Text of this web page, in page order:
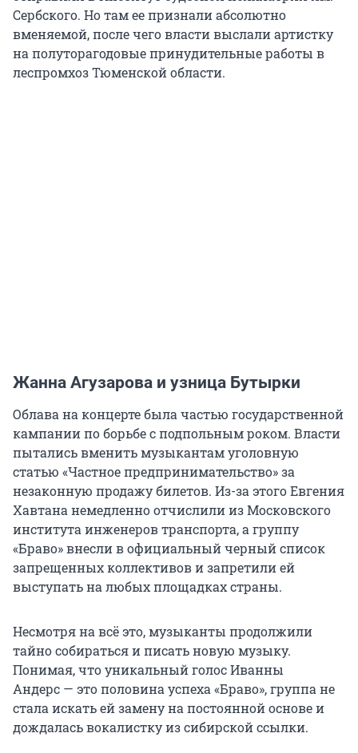
Сербского. Но там ее признали абсолютно
вменяемой, после чего власти выслали артистку
на полуторагодовые принудительные работы в
леспромхоз Тюменской области.
Жанна Агузарова и узница Бутырки
Облава на концерте была частью государственной
кампании по борьбе с подпольным роком. Власти
пытались вменить музыкантам уголовную
статью «Частное предпринимательство» за
незаконную продажу билетов. Из-за этого Евгения
Хавтана немедленно отчислили из Московского
института инженеров транспорта, а группу
«Браво» внесли в официальный черный список
запрещенных коллективов и запретили ей
выступать на любых площадках страны.
Несмотря на всё это, музыканты продолжили
тайно собираться и писать новую музыку.
Понимая, что уникальный голос Иванны
Андерс — это половина успеха «Браво», группа не
стала искать ей замену на постоянной основе и
дождалась вокалистку из сибирской ссылки.